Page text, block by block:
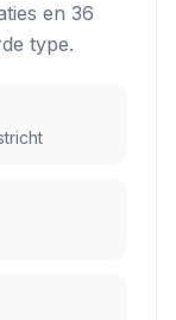
s en 36
type.